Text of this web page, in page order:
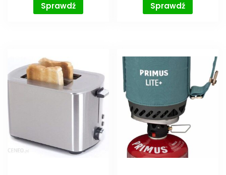
Sprawdź
Sprawdź